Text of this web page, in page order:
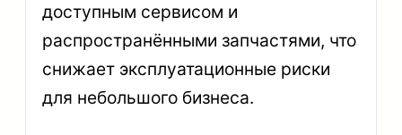
доступным сервисом и
распространёнными запчастями, что
снижает эксплуатационные риски
для небольшого бизнеса.